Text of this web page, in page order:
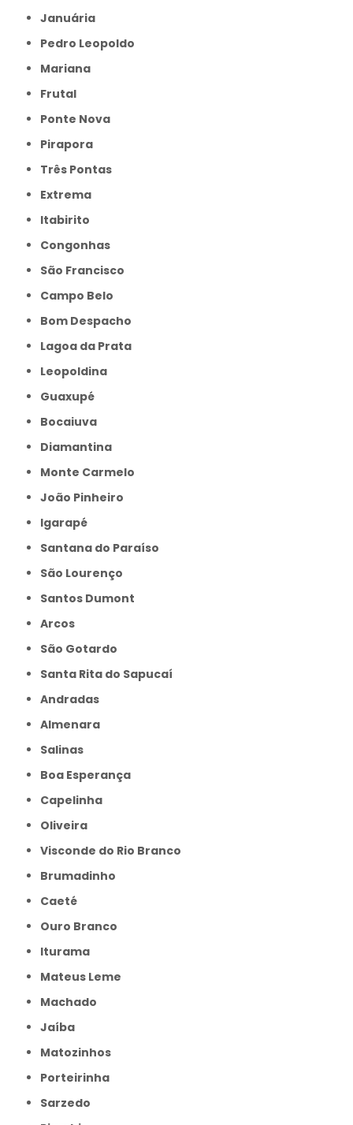
Januária
Pedro Leopoldo
Mariana
Frutal
Ponte Nova
Pirapora
Três Pontas
Extrema
Itabirito
Congonhas
São Francisco
Campo Belo
Bom Despacho
Lagoa da Prata
Leopoldina
Guaxupé
Bocaiuva
Diamantina
Monte Carmelo
João Pinheiro
Igarapé
Santana do Paraíso
São Lourenço
Santos Dumont
Arcos
São Gotardo
Santa Rita do Sapucaí
Andradas
Almenara
Salinas
Boa Esperança
Capelinha
Oliveira
Visconde do Rio Branco
Brumadinho
Caeté
Ouro Branco
Iturama
Mateus Leme
Machado
Jaíba
Matozinhos
Porteirinha
Sarzedo